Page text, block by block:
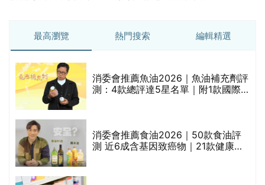
最高瀏覽 熱門搜索 編輯精選
消委會推薦魚油2026｜魚油補充劑評
測：4款總評達5星名單｜附1款國際
消委會推薦食油2026｜50款食油評
測 近6成含基因致癌物｜21款健康煮